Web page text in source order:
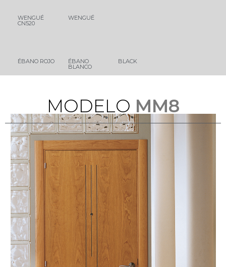
WENGUÉ
CN520
WENGUÉ
ÉBANO ROJO ÉBANO
BLANCO
BLACK
MODELO MM8